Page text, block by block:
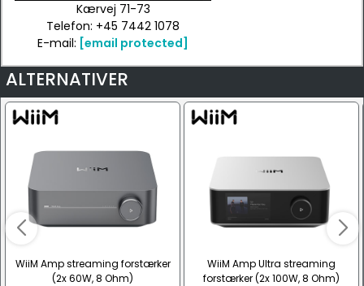
Kærvej 71-73
Telefon: +45 7442 1078
E-mail: [email protected]
ALTERNATIVER
WiiM Amp streaming forstærker
(2x 60W, 8 Ohm)
WiiM Amp Ultra streaming
forstærker (2x 100W, 8 Ohm)